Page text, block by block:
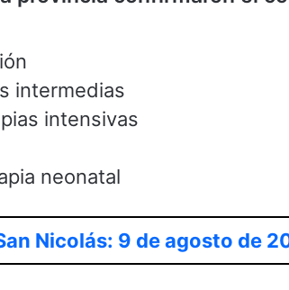
intermedias
intensivas
neonatal
Nicolás: 9 de agosto de